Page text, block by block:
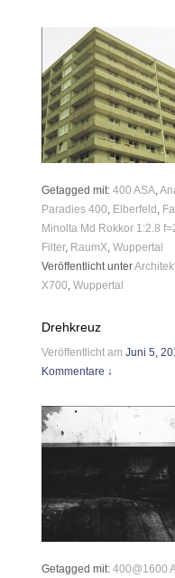
Getagged mit: 400 ASA,
Paradies 400, Elberfeld,
Minolta Md Rokkor 1:2.8
Filter, RaumX, Wuppertal
Veröffentlicht unter
X700, Wuppertal
Drehkreuz
Veröffentlicht am Juni 5,
Kommentare ↓
Getagged mit: 400@1600